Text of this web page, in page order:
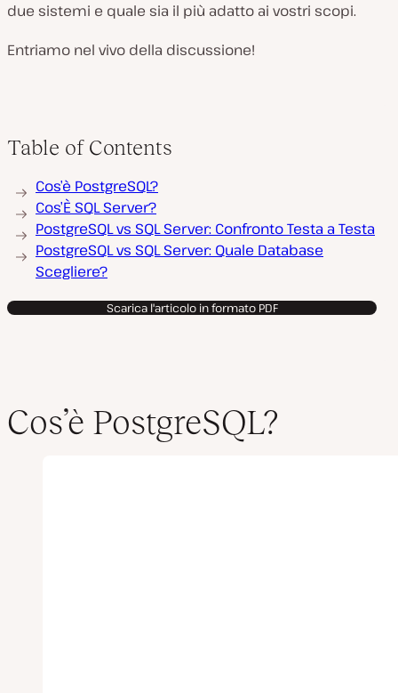
due sistemi e quale sia il più adatto ai vostri scopi.
Entriamo nel vivo della discussione!
Table of Contents
Cos’è PostgreSQL?
Cos’È SQL Server?
PostgreSQL vs SQL Server: Confronto Testa a Testa
PostgreSQL vs SQL Server: Quale Database
Scegliere?
Scarica l'articolo in formato PDF
Cos’è PostgreSQL?